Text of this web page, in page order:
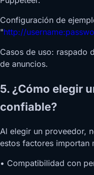
Configuración de
"http://
Casos de uso: raspado
de anuncios.
5. ¿Cómo elegir
confiable?
Al elegir un proveedor,
estos factores importan
• Compatibilidad con